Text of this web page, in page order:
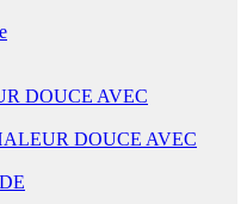
DOUCE AVEC
DOUCE AVEC